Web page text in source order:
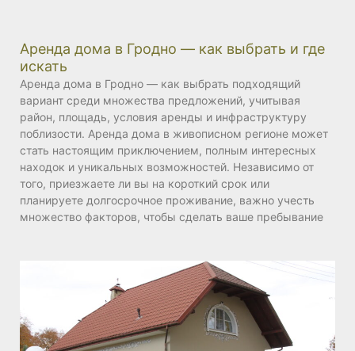
Аренда дома в Гродно — как выбрать и где
искать
Аренда дома в Гродно — как выбрать подходящий
вариант среди множества предложений, учитывая
район, площадь, условия аренды и инфраструктуру
поблизости. Аренда дома в живописном регионе может
стать настоящим приключением, полным интересных
находок и уникальных возможностей. Независимо от
того, приезжаете ли вы на короткий срок или
планируете долгосрочное проживание, важно учесть
множество факторов, чтобы сделать ваше пребывание